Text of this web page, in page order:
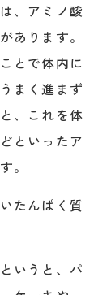
、アミノ酸
あります。
とで体内に
まく進まず
、これを体
といったア
。
たんぱく質
いうと、パ